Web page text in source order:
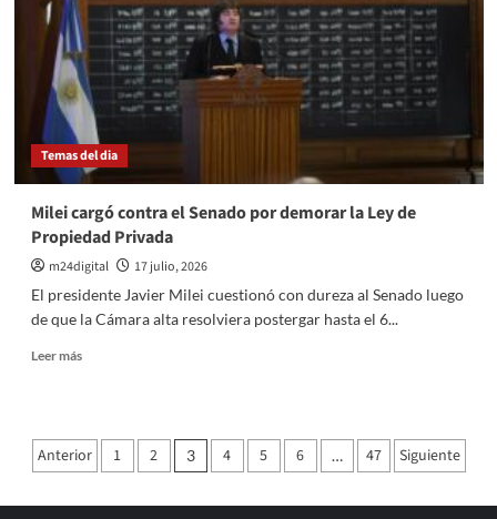
la
final
del
Mundial
y
un
posible
festejo
en
Rosada
Temas del dia
Milei cargó contra el Senado por demorar la Ley de
Propiedad Privada
m24digital
17 julio, 2026
El presidente Javier Milei cuestionó con dureza al Senado luego
de que la Cámara alta resolviera postergar hasta el 6...
Leer másLeer
cargó
contra
Paginación
de
Anterior 1 2 3 4 5 6 … 47 Siguiente